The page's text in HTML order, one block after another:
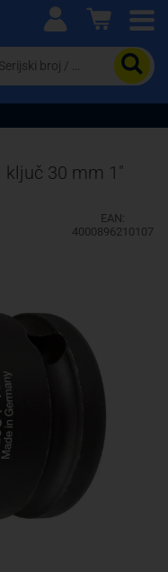
proizvoda i
ključ 30 mm 1"
EAN:
4000896210107